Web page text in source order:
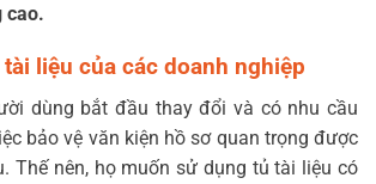
cao.
liệu của các doanh nghiệp
dùng bắt đầu thay đổi và có nhu cầu
bảo vệ văn kiện hồ sơ quan trọng được
Thế nên, họ muốn sử dụng tủ tài liệu có